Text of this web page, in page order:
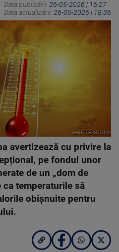
Data publicării: 26-05-2026 | 16:27
Data actualizării: 26-05-2026 | 18:36
SHUTTERSTOCK
avertizează cu privire la
pe fondul unor
de un „dom de
ca temperaturile să
obișnuite pentru